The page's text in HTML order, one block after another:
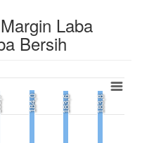
Laba
Bersih
184,0 183,6 183,8